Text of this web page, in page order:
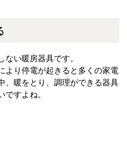
ない暖房器具です。
より停電が起きると多くの家電
、暖をとり、調理ができる器具
ですよね。